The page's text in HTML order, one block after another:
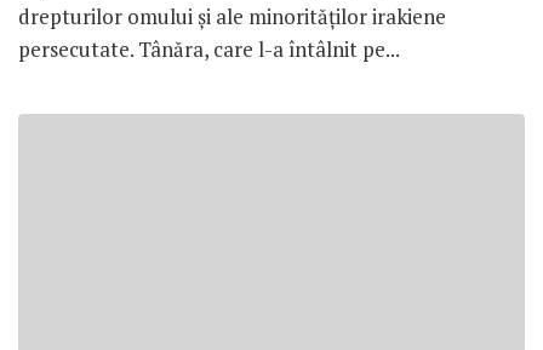
drepturilor omului și ale minorităților irakiene
persecutate. Tânăra, care l-a întâlnit pe...